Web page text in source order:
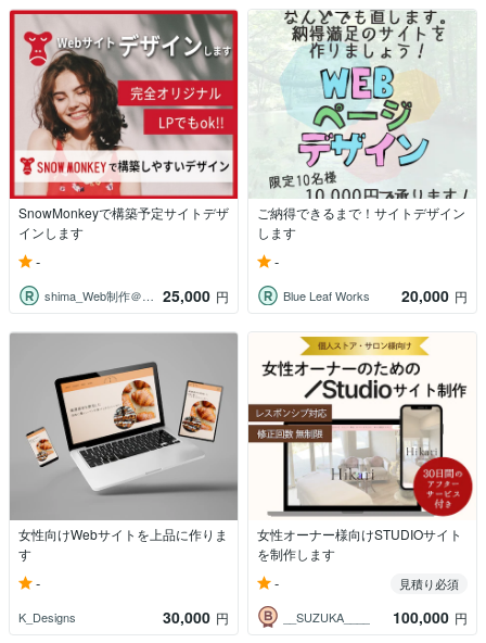
SnowMonkeyで構築予定サイトデザ
インします
-
shima_Web制作＠親切丁寧 25,000 円
ご納得できるまで！サイトデザイン
します
-
Blue Leaf Works 20,000 円
女性向けWebサイトを上品に作りま
す
-
K_Designs 30,000 円
女性オーナー様向けSTUDIOサイト
を制作します
-
見積り必須
__SUZUKA____
100,000 円